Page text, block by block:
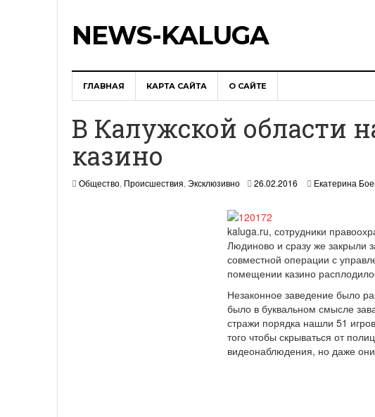
NEWS-KALUGA
ГЛАВНАЯ КАРТА САЙТА О САЙТЕ
В Калужской области
казино
Общество, Происшествия, Эксклюзивно 26.02.2016 Екатерина
kaluga.ru, сотрудники
Людиново и сразу же закрыли
совместной операции с
помещении казино
Незаконное заведение было
было в буквальном смысле
стражи порядка нашли 51
того чтобы скрываться от
видеонаблюдения, но даже